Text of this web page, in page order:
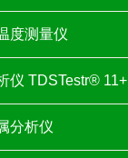
度测量仪
仪 TDSTestr® 11+
分析仪